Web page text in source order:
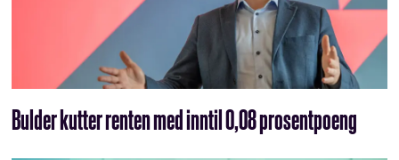
Bulder kutter renten med inntil 0,08 prosentpoeng